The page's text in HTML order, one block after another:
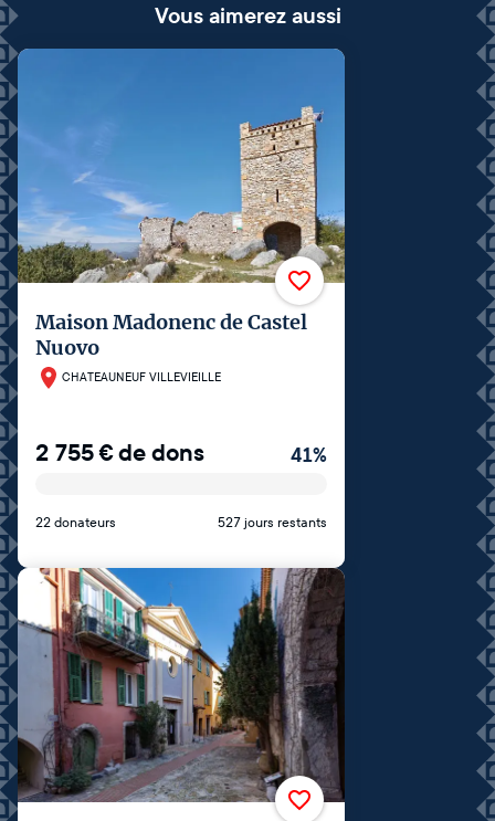
Vous aimerez aussi
Maison Madonenc de Castel
Nuovo
CHATEAUNEUF VILLEVIEILLE
2 755€de dons 41%
22 donateurs 527 jours restants